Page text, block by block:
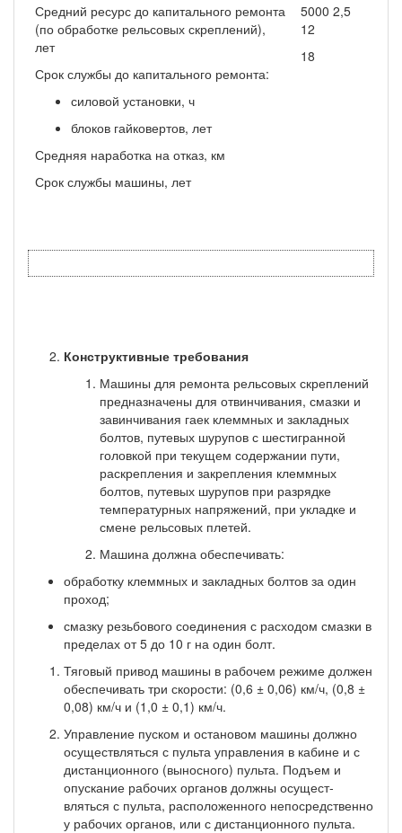
Средний ресурс до капитального ремонта
(по обработке рельсовых скреп­лений),
лет
Срок службы до капитального ремонта:
силовой установки, ч
блоков гайковертов, лет
Средняя наработка на отказ, км
Срок службы машины, лет
5000 2,5
12
18
Конструктивные требования
Машины для ремонта рельсовых скреплений
предназначены для отвинчивания, смазки и
завинчивания гаек клеммных и закладных
болтов, путевых шурупов с шестигранной
головкой при теку­щем содержании пути,
раскрепления и закрепления клеммных
болтов, путевых шурупов при разрядке
температурных напряжений, при укладке и
смене рельсовых плетей.
Машина должна обеспечивать:
обработку клеммных и закладных болтов за один
проход;
смазку резьбового соединения с расходом смазки в
пределах от 5 до 10 г на один болт.
Тяговый привод машины в рабочем режиме должен
обеспечивать три скорости: (0,6 ± 0,06) км/ч, (0,8 ±
0,08) км/ч и (1,0 ± 0,1) км/ч.
Управление пуском и остановом машины должно
осуществляться с пульта управления в кабине и с
дистанционного (выносного) пульта. Подъем и
опускание рабочих органов должны осущест­
вляться с пульта, расположенного непосредственно
у рабочих органов, или с дистанционного пульта.